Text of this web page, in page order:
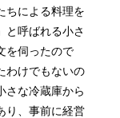
ちによる料理を
と呼ばれる小さ
を伺ったので
わけでもないの
さな冷蔵庫から
り、事前に経営